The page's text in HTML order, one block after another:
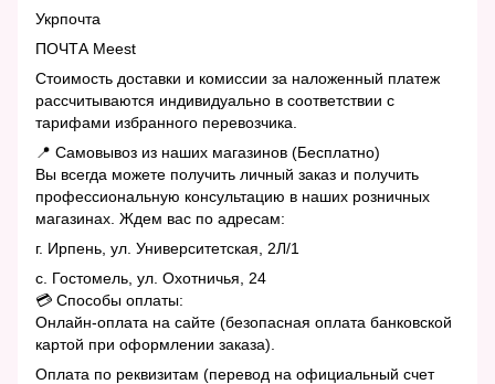
Укрпочта
ПОЧТА Meest
Стоимость доставки и комиссии за наложенный платеж
рассчитываются индивидуально в соответствии с
тарифами избранного перевозчика.
📍 Самовывоз из наших магазинов (Бесплатно)
Вы всегда можете получить личный заказ и получить
профессиональную консультацию в наших розничных
магазинах. Ждем вас по адресам:
г. Ирпень, ул. Университетская, 2Л/1
с. Гостомель, ул. Охотничья, 24
💳 Способы оплаты:
Онлайн-оплата на сайте (безопасная оплата банковской
картой при оформлении заказа).
Оплата по реквизитам (перевод на официальный счет